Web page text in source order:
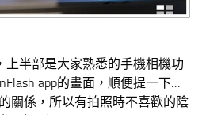
上半部是大家熟悉的手機相機功
app的畫面，順便提一下…
關係，所以有拍照時不喜歡的陰